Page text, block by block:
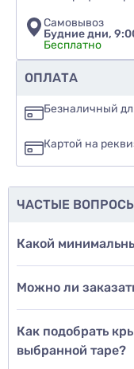
Рекомендуете
да
еще не знаю
Самовывоз
Будние дни,
Бесплатно
ОПЛАТА
Безналичный
Картой на
ЧАСТЫЕ
Какой
Можно ли
Как подобрать
выбранной таре?